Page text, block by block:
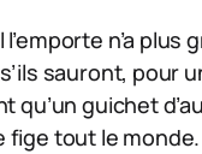
n’a plus
sauront, pour
qu’un guichet
fige tout le monde.